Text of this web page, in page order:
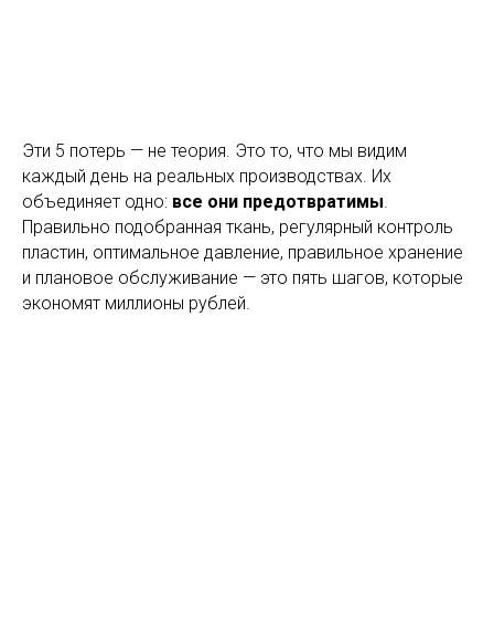
Эти 5 потерь — не теория. Это то, что мы видим
каждый день на реальных производствах. Их
объединяет одно: все они предотвратимы.
Правильно подобранная ткань, регулярный контроль
пластин, оптимальное давление, правильное хранение
и плановое обслуживание — это пять шагов, которые
экономят миллионы рублей.